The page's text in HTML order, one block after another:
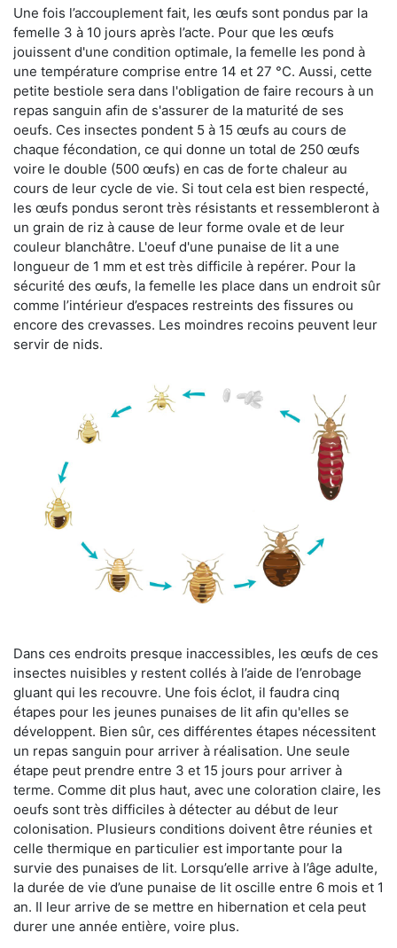
Une fois l’accouplement fait, les œufs sont pondus par la
femelle 3 à 10 jours après l’acte. Pour que les œufs
jouissent d'une condition optimale, la femelle les pond à
une température comprise entre 14 et 27 °C. Aussi, cette
petite bestiole sera dans l'obligation de faire recours à un
repas sanguin afin de s'assurer de la maturité de ses
oeufs. Ces insectes pondent 5 à 15 œufs au cours de
chaque fécondation, ce qui donne un total de 250 œufs
voire le double (500 œufs) en cas de forte chaleur au
cours de leur cycle de vie. Si tout cela est bien respecté,
les œufs pondus seront très résistants et ressembleront à
un grain de riz à cause de leur forme ovale et de leur
couleur blanchâtre. L'oeuf d'une punaise de lit a une
longueur de 1 mm et est très difficile à repérer. Pour la
sécurité des œufs, la femelle les place dans un endroit sûr
comme l’intérieur d’espaces restreints des fissures ou
encore des crevasses. Les moindres recoins peuvent leur
servir de nids.
Dans ces endroits presque inaccessibles, les œufs de ces
insectes nuisibles y restent collés à l’aide de l’enrobage
gluant qui les recouvre. Une fois éclot, il faudra cinq
étapes pour les jeunes punaises de lit afin qu'elles se
développent. Bien sûr, ces différentes étapes nécessitent
un repas sanguin pour arriver à réalisation. Une seule
étape peut prendre entre 3 et 15 jours pour arriver à
terme. Comme dit plus haut, avec une coloration claire, les
oeufs sont très difficiles à détecter au début de leur
colonisation. Plusieurs conditions doivent être réunies et
celle thermique en particulier est importante pour la
survie des punaises de lit. Lorsqu’elle arrive à l’âge adulte,
la durée de vie d’une punaise de lit oscille entre 6 mois et 1
an. Il leur arrive de se mettre en hibernation et cela peut
durer une année entière, voire plus.